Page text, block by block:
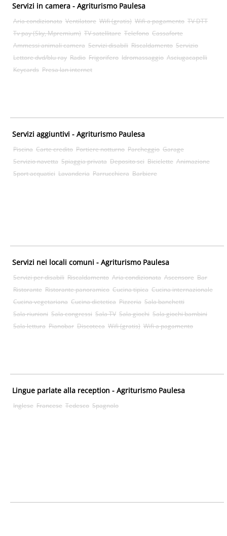
Servizi in camera - Agriturismo Paulesa
Aria condizionata Ventilatore Wifi (gratis) Wifi a pagamento TV DTT
Tv pay (Sky, Mpremium) TV satellitare Telefono Cassaforte
Ammessi animali camera Servizi disabili Riscaldamento Servizio
Lettore dvd/blu-ray Radio Frigorifero Idromassaggio Asciugacapelli
Keycards Presa lan internet
Servizi aggiuntivi - Agriturismo Paulesa
Piscina Carte credito Portiere notturno Parcheggio Garage
Servizio navetta Spiaggia privata Deposito sci Biciclette Animazione
Sport acquatici Lavanderia Parrucchiera Barbiere
Servizi nei locali comuni - Agriturismo Paulesa
Servizi per disabili Riscaldamento Aria condizionata Ascensore Bar
Ristorante Ristorante panoramico Cucina tipica Cucina internazionale
Cucina vegetariana Cucina dietetica Pizzeria Sala banchetti
Sala riunioni Sala congressi Sala TV Sala giochi Sala giochi bambini
Sala lettura Pianobar Discoteca Wifi (gratis) Wifi a pagamento
Lingue parlate alla reception - Agriturismo Paulesa
Inglese Francese Tedesco Spagnolo